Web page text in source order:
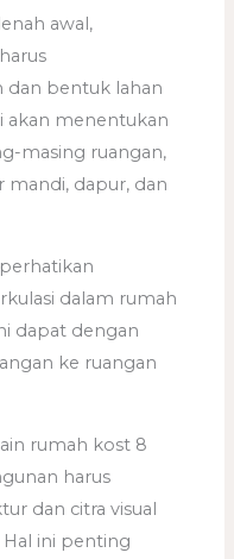
awal,
bentuk lahan
akan menentukan
masing ruangan,
mandi, dapur, dan
dalam rumah
dapat dengan
ke ruangan
rumah kost 8
harus
dan citra visual
ini penting